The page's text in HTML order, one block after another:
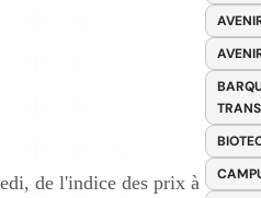
de l'indice des prix à